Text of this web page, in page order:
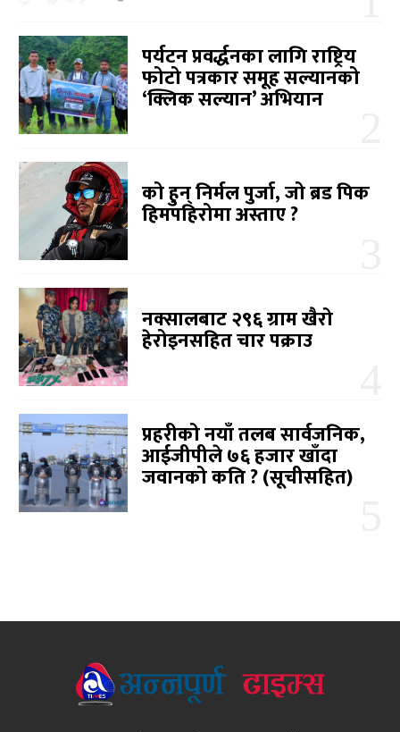
पर्यटन प्रवर्द्धनका लागि राष्ट्रिय
फोटो पत्रकार समूह सल्यानको
‘क्लिक सल्यान’ अभियान
को हुन् निर्मल पुर्जा, जो ब्रड पिक
हिमपहिरोमा अस्ताए ?
नक्सालबाट २९६ ग्राम खैरो
हेरोइनसहित चार पक्राउ
प्रहरीको नयाँ तलब सार्वजनिक,
आईजीपीले ७६ हजार खाँदा
जवानको कति ? (सूचीसहित)